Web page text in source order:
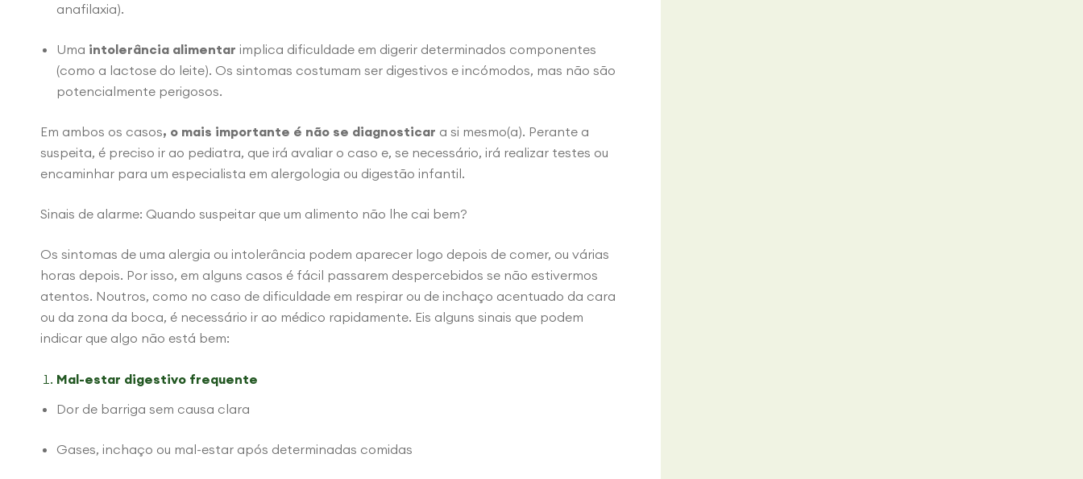
anafilaxia).
Uma intolerância alimentar implica dificuldade em digerir determinados componentes
(como a lactose do leite). Os sintomas costumam ser digestivos e incómodos, mas não são
potencialmente perigosos.
Em ambos os casos, o mais importante é não se diagnosticar a si mesmo(a). Perante a
suspeita, é preciso ir ao pediatra, que irá avaliar o caso e, se necessário, irá realizar testes ou
encaminhar para um especialista em alergologia ou digestão infantil.
Sinais de alarme: Quando suspeitar que um alimento não lhe cai bem?
Os sintomas de uma alergia ou intolerância podem aparecer logo depois de comer, ou várias
horas depois. Por isso, em alguns casos é fácil passarem despercebidos se não estivermos
atentos. Noutros, como no caso de dificuldade em respirar ou de inchaço acentuado da cara
ou da zona da boca, é necessário ir ao médico rapidamente. Eis alguns sinais que podem
indicar que algo não está bem:
Mal-estar digestivo frequente
Dor de barriga sem causa clara
Gases, inchaço ou mal-estar após determinadas comidas